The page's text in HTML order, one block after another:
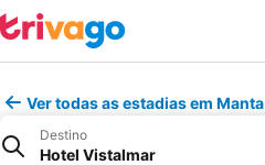
Ver todas as estadias em Manta
Destino
Hotel Vistalmar